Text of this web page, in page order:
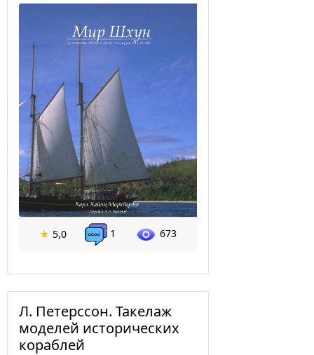
★ 5,0 1 673
Л. Петерссон. Такелаж
моделей исторических
кораблей